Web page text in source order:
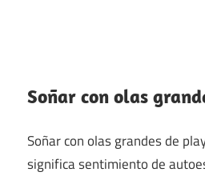
Soñar con olas
Soñar con olas grandes de
significa sentimiento de